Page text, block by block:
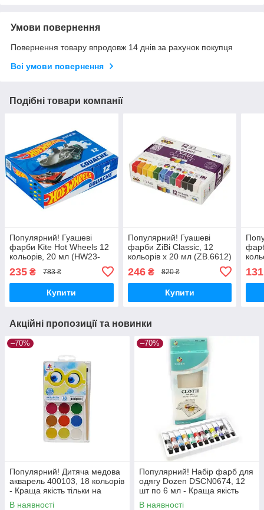
Умови повернення
Повернення товару впродовж 14 днів за рахунок покупця
Всі умови повернення
Подібні товари компанії
Популярний! Гуашеві
фарби Kite Hot Wheels 12
кольорів, 20 мл (HW23-
063) - Краща якість тільки
на Nukleon.com.ua
235 ₴ 783 ₴
Купити
Популярний! Гуашеві
фарби ZiBi Classic, 12
кольорів х 20 мл (ZB.6612)
Nukleon.com.ua
246₴ 820 ₴
Купити
на
131
Акційні пропозиції та новинки
–70%
Популярний! Дитяча медова
акварель 400103, 18 кольорів
- Краща якість тільки на
Nukleon.com.ua
В наявності
–70%
Популярний! Набір фарб для
одягу Dozen DSCN0674, 12
шт по 6 мл - Краща якість
тільки на Nukleon.com.ua
В наявності